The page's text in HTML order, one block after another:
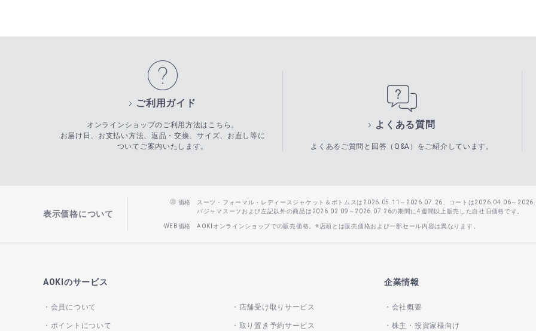
ご利用ガイド
オンラインショップのご利用方法はこちら。
お届け日、お支払い方法、返品・交換、サイズ、お直し等に
ついてご案内いたします。
よくある質問
よくあるご質問と回答（Q&A）をご紹介しています。
表示価格について
価格
スーツ・フォーマル・レディースジャケット＆ボトムスは2026.05.11～2026.07.26、コートは2026.04.06～
パジャマスーツおよび左記以外の商品は2026.02.09～2026.07.26の期間に4週間以上販売した自社旧価格です。
WEB価格 AOKIオンラインショップでの販売価格。※店頭とは販売価格および一部セール内容は異なります。
AOKIのサービス
会員について
ポイントについて
店舗受け取りサービス
取り置き予約サービス
企業情報
会社概要
株主・投資家様向け